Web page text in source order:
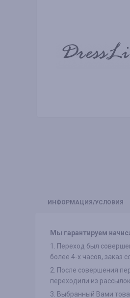
ИНФО РМАЦИЯ/УСЛОВИЯ
Мы гарантируем
1. Переход был
более 4-х часов, заказ
2. После совершения
переходили из
3. Выбранный Вами